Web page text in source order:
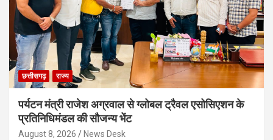
छत्तीसगढ़ राज्य
पर्यटन मंत्री राजेश अग्रवाल से ग्लोबल ट्रैवल एसोसिएशन के
प्रतिनिधिमंडल की सौजन्य भेंट
August 8, 2026 News Desk